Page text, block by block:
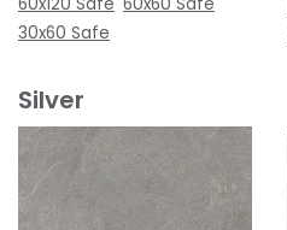
30x60 Safe
Silver